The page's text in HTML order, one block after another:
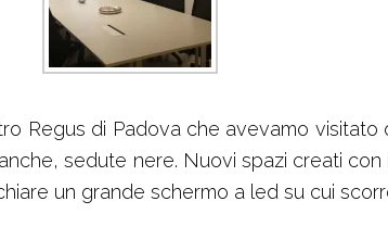
Regus di Padova che avevamo visitato
sedute nere. Nuovi spazi creati
un grande schermo a led su cui